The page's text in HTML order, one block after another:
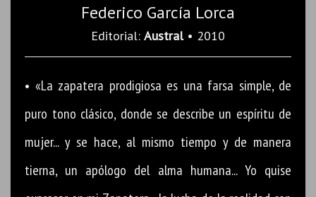
Federico García Lorca
Editorial: Austral• 2010
• «La zapatera prodigiosa es una farsa simple, de
puro tono clásico, donde se describe un espíritu de
mujer... y se hace, al mismo tiempo y de manera
tierna, un apólogo del alma humana... Yo quise